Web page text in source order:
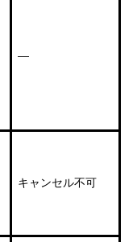
―
キャンセル不可